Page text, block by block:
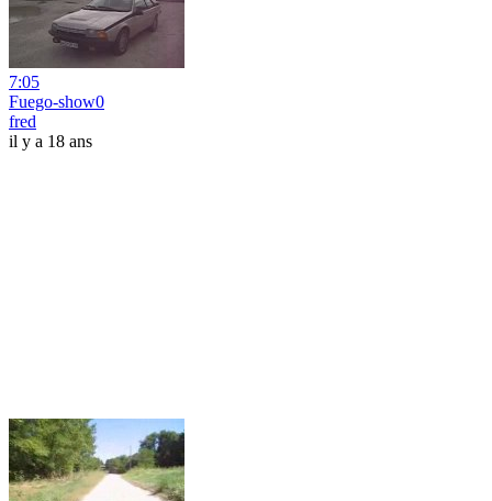
7:05
Fuego-show0
fred
il y a 18 ans